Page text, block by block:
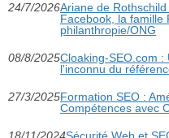
24/7/2026Ariane de
Facebook, la famille
philanthropie/ONG
08/8/2025Cloaking-SEO.com :
l'inconnu du
27/3/2025Formation SEO :
Compétences avec